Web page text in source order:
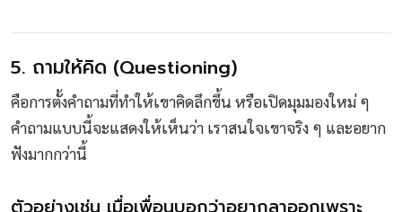
5. ถามให้คิด (Questioning)
คือการตั้งคำถามที่ทำให้เขาคิดลึกขึ้น หรือเปิดมุมมองใหม่ ๆ
คำถามแบบนี้จะแสดงให้เห็นว่า เราสนใจเขาจริง ๆ และอยาก
ฟังมากกว่านี้
ตัวอย่างเช่น เมื่อเพื่อนบอกว่าอยากลาออกเพราะ